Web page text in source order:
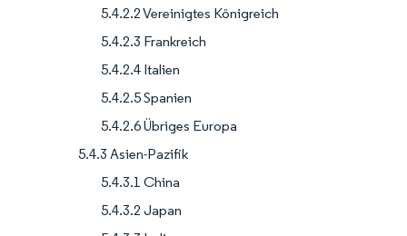
5.4.2.2 Vereinigtes Königreich
5.4.2.3 Frankreich
5.4.2.4 Italien
5.4.2.5 Spanien
5.4.2.6 Übriges Europa
5.4.3 Asien-Pazifik
5.4.3.1 China
5.4.3.2 Japan